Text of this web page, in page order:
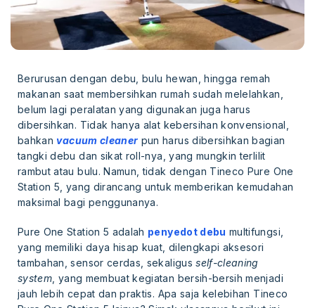
Berurusan dengan debu, bulu hewan, hingga remah
makanan saat membersihkan rumah sudah melelahkan,
belum lagi peralatan yang digunakan juga harus
dibersihkan. Tidak hanya alat kebersihan konvensional,
bahkan vacuum cleaner pun harus dibersihkan bagian
tangki debu dan sikat roll-nya, yang mungkin terlilit
rambut atau bulu. Namun, tidak dengan Tineco Pure One
Station 5, yang dirancang untuk memberikan kemudahan
maksimal bagi penggunanya.
Pure One Station 5 adalah penyedot debu multifungsi,
yang memiliki daya hisap kuat, dilengkapi aksesori
tambahan, sensor cerdas, sekaligus self-cleaning
system , yang membuat kegiatan bersih-bersih menjadi
jauh lebih cepat dan praktis. Apa saja kelebihan Tineco